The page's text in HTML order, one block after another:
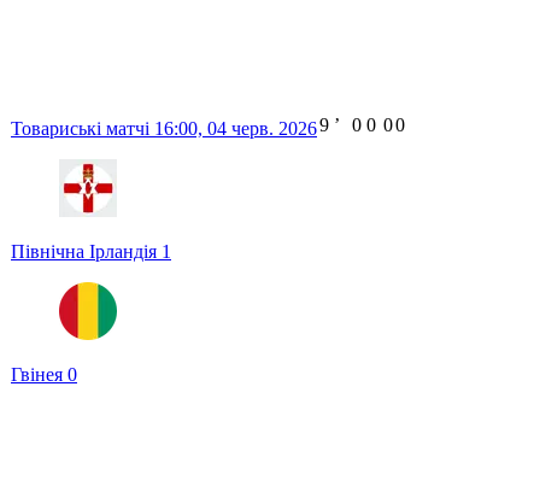
Товариські матчі 16:00, 04 черв. 2026
Північна Ірландія 1
Гвінея 0
9 ʼ 0 0 00